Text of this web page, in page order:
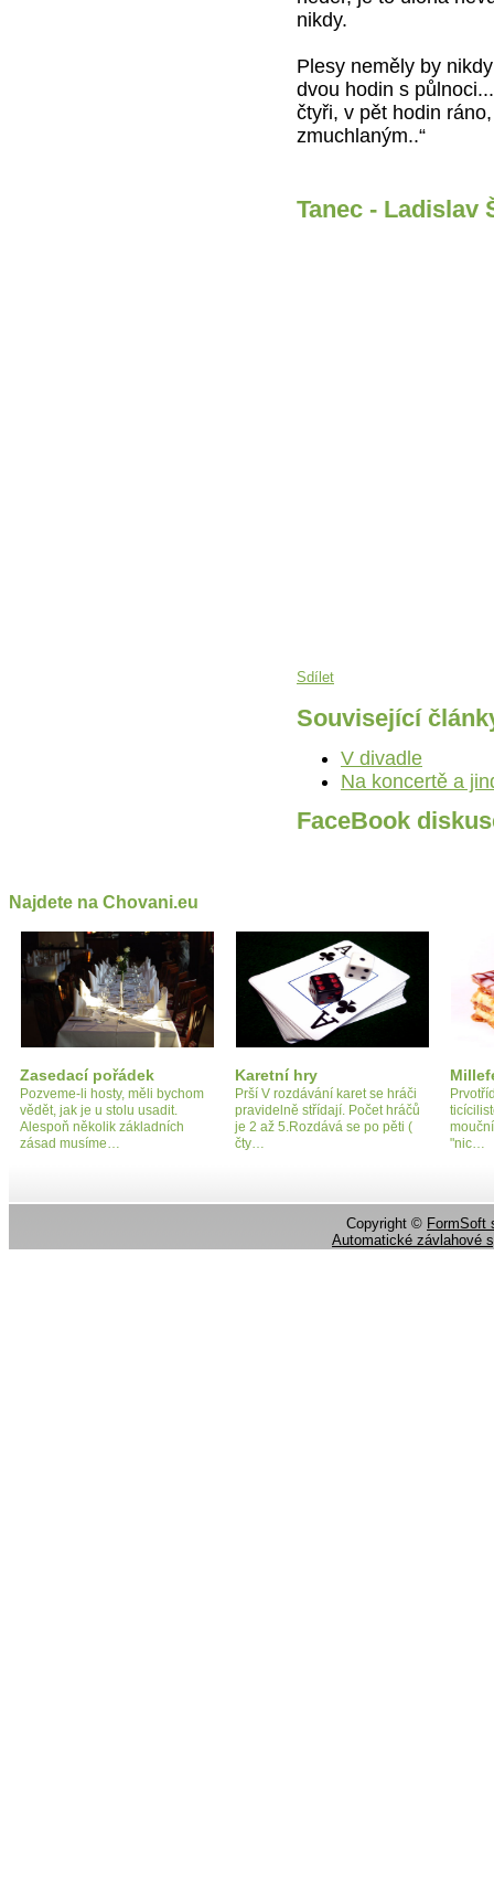
nikdy.
Plesy neměly by
dvou hodin s
čtyři, v pět hodin
zmuchlaným..“
Tanec - Ladislav
Sdílet
Související
V divadle
Na koncertě a
FaceBook
Najdete na Chovani.eu
Zasedací pořádek
Pozveme-li hosty, měli bychom
vědět, jak je u stolu usadit.
Alespoň několik základních
zásad musíme…
Karetní hry
Prší V rozdávání karet se hráči
pravidelně střídají. Počet hráčů
je 2 až 5.Rozdává se po pěti (
čty…
"nic…
Copyright © FormSoft
Automatické závlahové